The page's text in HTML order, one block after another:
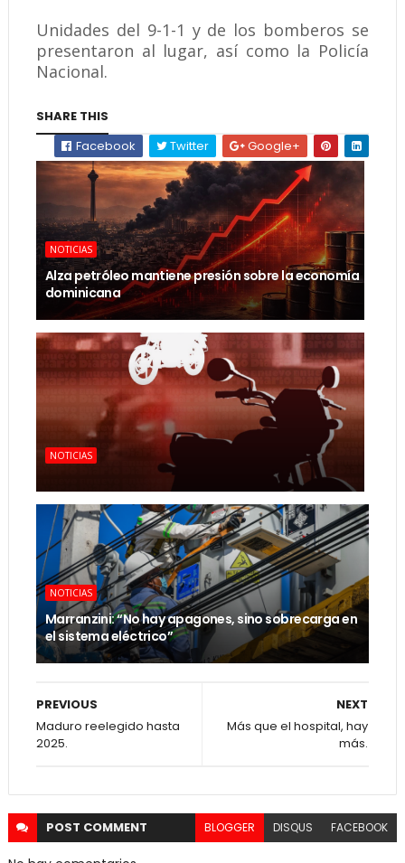
Unidades del 9-1-1 y de los bomberos se
presentaron al lugar, así como la Policía
Nacional.
SHARE THIS
Facebook
Twitter Google+
NOTICIAS
Alza petróleo mantiene presión sobre la economía
dominicana
NOTICIAS
NOTICIAS
Marranzini: “No hay apagones, sino sobrecarga en
el sistema eléctrico”
NEXT
Más que el hospital, hay
más.
PREVIOUS
Maduro reelegido hasta
2025.
POST COMMENT BLOGGER DISQUS FACEBOOK